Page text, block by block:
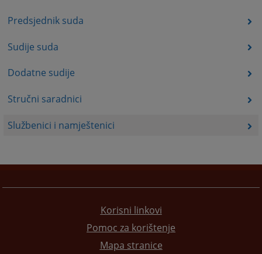
Predsjednik suda
Sudije suda
Dodatne sudije
Stručni saradnici
Službenici i namještenici
Korisni linkovi
Pomoc za korištenje
Mapa stranice